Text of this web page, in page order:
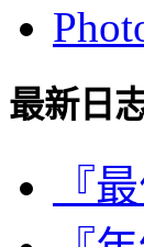
最新日
『